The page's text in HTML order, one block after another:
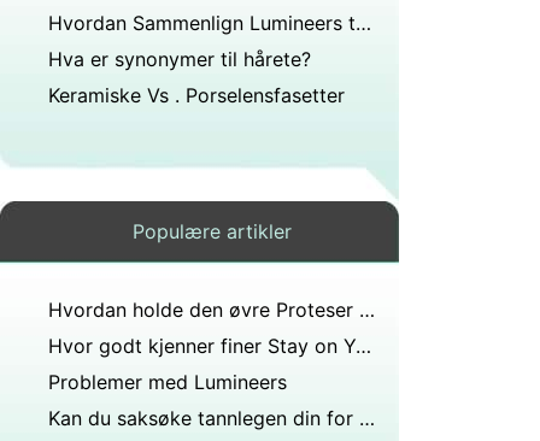
Hvordan Sammenlign Lumineers til tradisjonelle dental finer
Hva er synonymer til hårete?
Keramiske Vs . Porselensfasetter
Populære artikler
Hvordan holde den øvre Proteser i Mouth
Hvor godt kjenner finer Stay on Your Teeth
Problemer med Lumineers
Kan du saksøke tannlegen din for å rote til kjeveortopedarbeid. Jeg tok av meg tannreguleringen og dro til finerarbeid. På grunn av ham bite er tennene skjeve osv. Er alt rotet?